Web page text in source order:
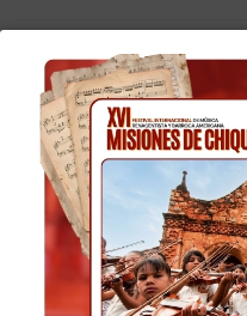
Info
No se encontro Paquetes